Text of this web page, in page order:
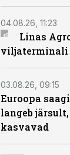
04.08.26, 11:23
Linas
viljaterminali
03.08.26, 09:15
Euroopa
langeb
kasvavad